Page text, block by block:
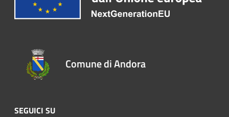
Comune di Andora
SEGUICI SU